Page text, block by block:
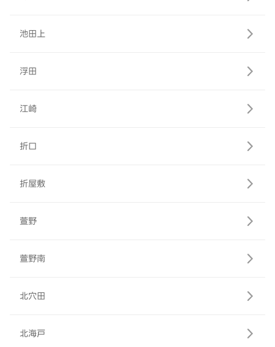
池田上
浮田
江崎
折口
折屋敷
萱野
萱野南
北穴田
北海戸